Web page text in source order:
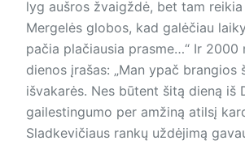
lyg aušros žvaigždė, bet tam
Mergelės globos, kad galėčiau
pačia plačiausia prasme…“ Ir 2000
dienos įrašas: „Man ypač brangios
išvakarės. Nes būtent šitą dieną iš
gailestingumo per amžiną atilsį
Sladkevičiaus rankų uždėjimą